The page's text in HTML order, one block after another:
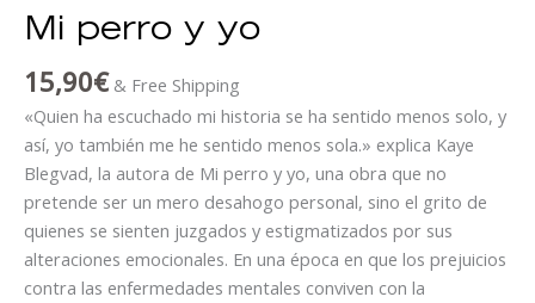
Mi perro y yo
15,90€ & Free Shipping
«Quien ha escuchado mi historia se ha sentido menos solo, y
así, yo también me he sentido menos sola.» explica Kaye
Blegvad, la autora de Mi perro y yo, una obra que no
pretende ser un mero desahogo personal, sino el grito de
quienes se sienten juzgados y estigmatizados por sus
alteraciones emocionales. En una época en que los prejuicios
contra las enfermedades mentales conviven con la